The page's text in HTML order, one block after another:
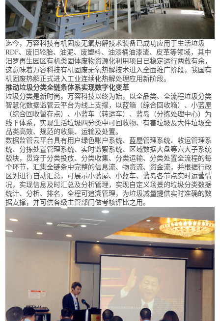
迄今，万容科技有机固废无氧热解技术装备已成功应用于生活垃圾
RDF、废旧轮胎、油泥、废塑料、油漆桶油漆渣、皮革等领域，其中
汨罗再生园区有机类固体废物资源化利用项目已稳定运行两载有余，
这意味着万容科技有机固废无氧热解技术进入全面推广阶段，我国有
机固废热解正式进入工业连续化热解处理应用新阶段。
推动垃圾分类全链条体系实现数字化变革
垃圾分类是新时尚。万容科技以终为始，以全品类、全流程垃圾分类
智慧化数据监管云平台为线上支撑，以蓝箱（综合回收箱）、小蓝屋
（综合回收暂存点）、小蓝车（转运车）、蓝岛（分拣处理中心）为
线下体系，实现生活垃圾四分类中可回收物、有害垃圾及大件垃圾全
品类高效、规范的收集、运输及处置。
数据监管云平台具有用户绿色账户系统、蓝屋管理系统、收运管理系
统、分拣处置管理系统、实时监察系统、区域数据大盘等六大子系统
版块，贯穿于分类投放、分类收集、分类运输、分类处置全流程的每
个环节，汇集全链条中完整的信息流、物资流、资金流，并根据行政
区划进行自动汇总，可展示小蓝屋、小蓝车、蓝岛各节点实时运营情
况，实现信息及时汇总及分析管理，实现自定义场景的垃圾分类数据
统计、分析、排名，全程可追溯管理，为垃圾减量提供实时准确的数
据支撑，并可供各级主管部门做考核评比之用。